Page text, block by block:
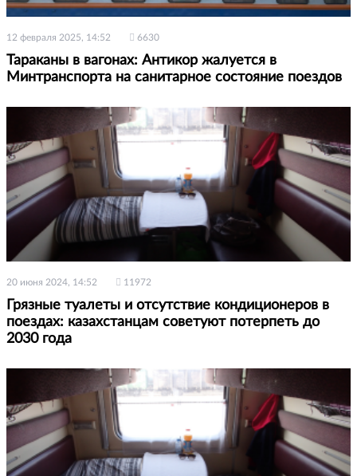
12 февраля 2025, 14:52 6630
Тараканы в вагонах: Антикор жалуется в
Минтранспорта на санитарное состояние поездов
20 июня 2024, 14:52 11972
Грязные туалеты и отсутствие кондиционеров в
поездах: казахстанцам советуют потерпеть до
2030 года